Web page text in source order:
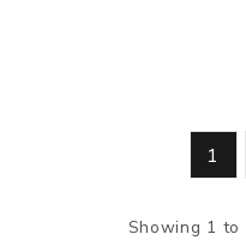
1
Showing 1 to